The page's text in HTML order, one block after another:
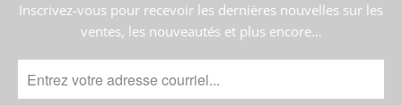
Inscrivez-vous pour recevoir les dernières nouvelles sur les
ventes, les nouveautés et plus encore…